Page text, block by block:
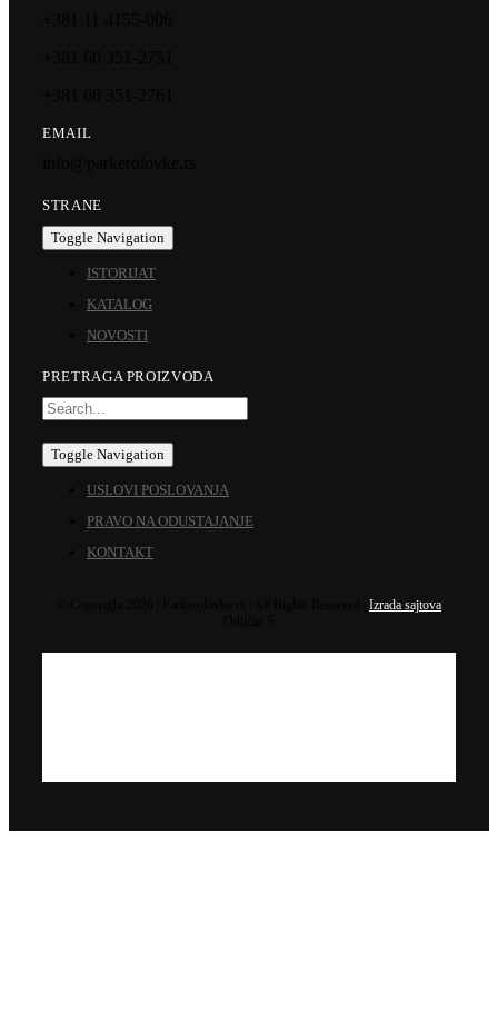
EMAIL
STRANE
Toggle Navigation
ISTORIJAT
KATALOG
NOVOSTI
PRETRAGA PROIZVODA
Toggle Navigation
USLOVI POSLOVANJA
PRAVO NA ODUSTAJANJE
KONTAKT
Izrada sajtova